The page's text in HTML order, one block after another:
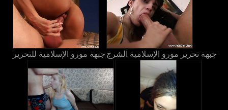
جبهة مورو الإسلامية للتحرير جبهة تحرير مورو الإسلامية الشرج